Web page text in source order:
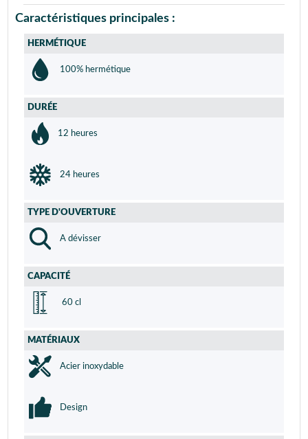
Caractéristiques principales :
HERMÉTIQUE
100% hermétique
DURÉE
12 heures
24 heures
TYPE D'OUVERTURE
A dévisser
CAPACITÉ
60 cl
MATÉRIAUX
Acier inoxydable
Design